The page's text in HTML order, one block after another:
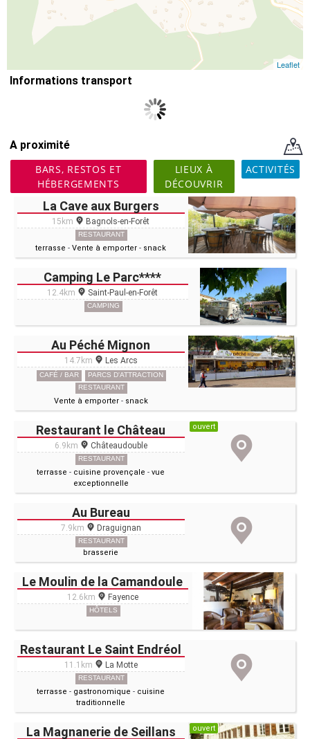
Leaflet
Informations transport
A proximité
BARS, RESTOS ET
HÉBERGEMENTS
LIEUX À
DÉCOUVRIR
ACTIVITÉS
La Cave aux Burgers
15km Bagnols-en-Forêt
RESTAURANT
terrasse -Vente à emporter - snack
Camping Le Parc****
12.4km Saint-Paul-en-Forêt
CAMPING
Au Péché Mignon
14.7km Les Arcs
CAFÉ / BAR
PARCS D'ATTRACTION
RESTAURANT
Vente à emporter - snack
Restaurant le Château
6.9km Châteaudouble
RESTAURANT
terrasse - cuisine provençale -vue
exceptionnelle
ouvert
Au Bureau
7.9km Draguignan
RESTAURANT
brasserie
Le Moulin de la Camandoule
12.6km Fayence
HÔTELS
Restaurant Le Saint Endréol
11.1km La Motte
RESTAURANT
terrasse - gastronomique - cuisine
traditionnelle
La Magnanerie de Seillans ouvert